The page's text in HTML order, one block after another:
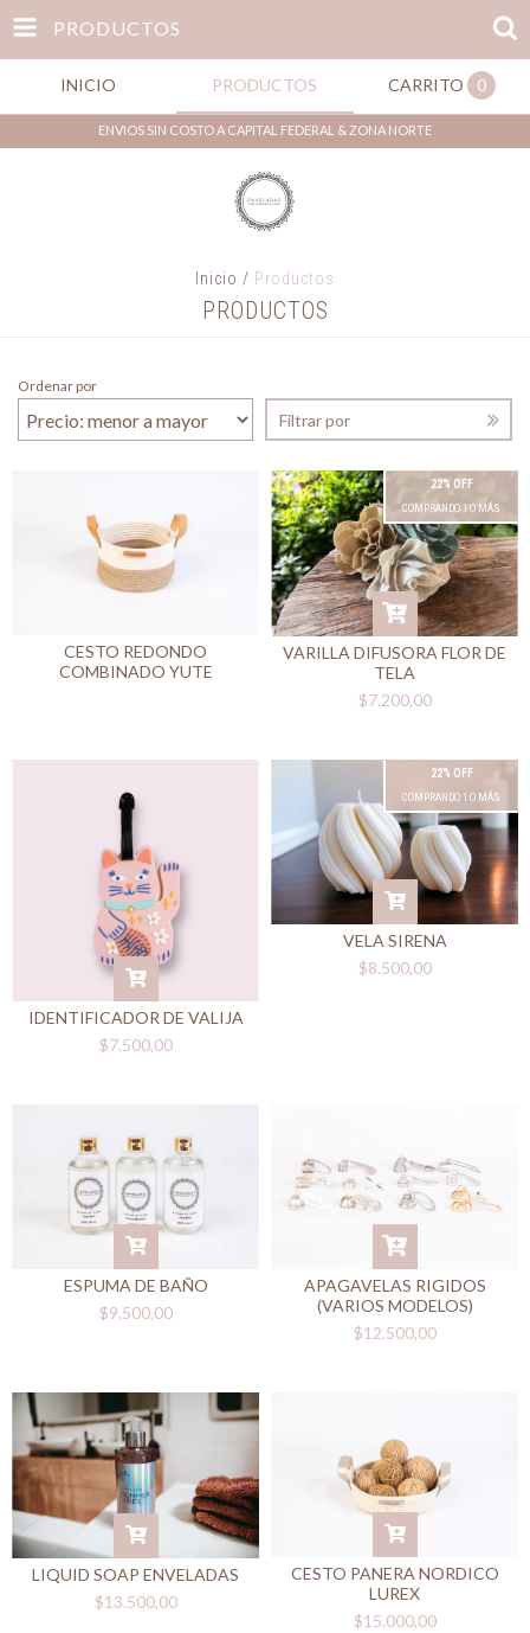
PRODUCTOS
INICIO PRODUCTOS CARRITO 0
ENVIOS SIN COSTO A CAPITAL FEDERAL & ZONA NORTE
Inicio / Productos
PRODUCTOS
Ordenar por
Filtrar por
CESTO REDONDO
COMBINADO YUTE
22% OFF
COMPRANDO 1 O MÁS
VARILLA DIFUSORA FLOR DE
TELA
$7.200,00
IDENTIFICADOR DE VALIJA
$7.500,00
22% OFF
COMPRANDO 1 O MÁS
VELA SIRENA
$8.500,00
ESPUMA DE BAÑO
$9.500,00
APAGAVELAS RIGIDOS
(VARIOS MODELOS)
$12.500,00
LIQUID SOAP ENVELADAS
$13.500,00
CESTO PANERA NORDICO
LUREX
$15.000,00